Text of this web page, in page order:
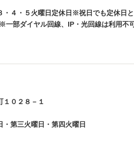
・４・５火曜日定休日※祝日でも定休日
部ダイヤル回線、IP・光回線は利用不
１０２８－１
・第三火曜日・第四火曜日